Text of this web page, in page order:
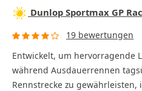
Dunlop Sportmax GP
19 bewertungen
Entwickelt, um hervorragende
während Ausdauerrennen
Rennstrecke zu gewährleisten,